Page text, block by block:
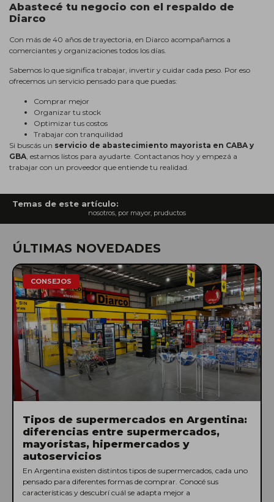
Abastecé tu negocio con el respaldo de
Diarco
Con más de 40 años de trayectoria, en Diarco acompañamos a
comerciantes y organizaciones todos los días.
Sabemos lo que significa trabajar, invertir y cuidar cada peso. Por eso
ofrecemos un servicio pensado para que puedas:
Comprar mejor
Organizar tu stock
Optimizar tus costos
Trabajar con tranquilidad
Si buscás un servicio de abastecimiento mayorista en CABA y
GBA , estamos listos para ayudarte. Contactanos hoy y empezá a
trabajar con un proveedor que entiende tu realidad.
Temas de este artículo:
nosotros, por mayor, pruductos
ÚLTIMAS NOVEDADES
CONSEJOS
Tipos de supermercados en Argentina:
diferencias entre supermercados,
mayoristas, hipermercados y
autoservicios
En Argentina existen distintos tipos de supermercados, cada uno
pensado para diferentes formas de comprar. Conocé sus
características y descubrí cuál se adapta mejor a